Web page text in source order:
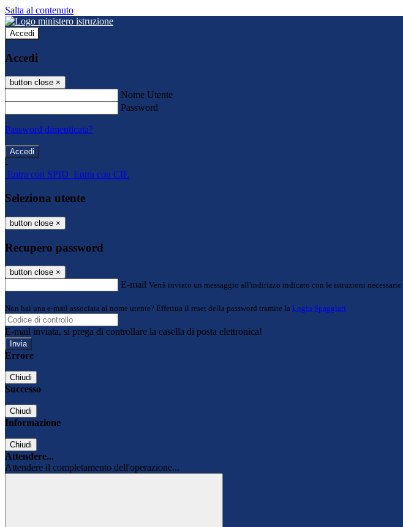
Salta al contenuto
Accedi
Accedi
button close ×
Nome Utente
Password
Password dimenticata?
-
Entra con SPID Entra con CIE
Seleziona utente
button close ×
Recupero password
button close ×
E-mail Verrà inviato un messaggio all'indirizzo indicato con le istruzioni necessarie.
Non hai una e-mail associata al nome utente? Effettua il reset della password tramite la Login Spaggiari
E-mail inviata, si prega di controllare la casella di posta elettronica!
Errore
Chiudi
Successo
Chiudi
Informazione
Chiudi
Attendere...
Attendere il completamento dell'operazione...